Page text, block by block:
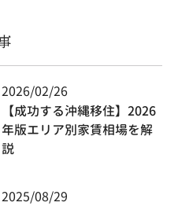
2026/02/26
【成功する沖縄移住】2026
年版エリア別家賃相場を解
説
2025/08/29